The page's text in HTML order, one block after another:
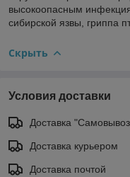
высокоопасным
сибирской язвы, гриппа
Скрыть
Условия доставки
Доставка
Доставка курьером
Доставка почтой